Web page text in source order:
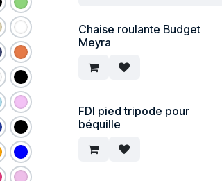
Chaise roulante Budget
Meyra
FDI pied tripode pour
béquille